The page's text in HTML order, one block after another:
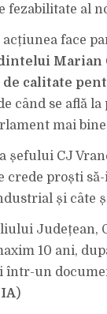
fezabilitate al
face
calitate
când se află la
mai bine
șefului CJ
crede proști
și câte
Județean,
10 ani,
într-un
)